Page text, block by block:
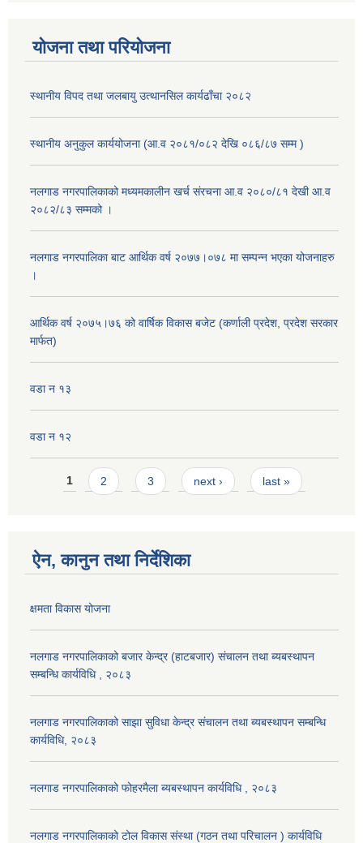
योजना तथा परियोजना
स्थानीय विपद तथा जलबायु उत्थानसिल कार्यढाँचा २०८२
स्थानीय अनुकुल कार्ययोजना (आ.व २०८१/०८२ देखि ०८६/८७ सम्म )
नलगाड नगरपालिकाको मध्यमकालीन खर्च संरचना आ.व २०८०/८१ देखी आ.व
२०८२/८३ सम्मको ।
नलगाड नगरपालिका बाट आर्थिक वर्ष २०७७।०७८ मा सम्पन्न भएका योजनाहरु
।
आर्थिक वर्ष २०७५।७६ को वार्षिक विकास बजेट (कर्णाली प्रदेश, प्रदेश सरकार
मार्फत)
वडा न १३
वडा न १२
Pages
1 2 3 next › last »
ऐन, कानुन तथा निर्देशिका
क्षमता विकास योजना
नलगाड नगरपालिकाको बजार केन्द्र (हाटबजार) संचालन तथा ब्यबस्थापन
सम्बन्धि कार्यविधि , २०८३
नलगाड नगरपालिकाको साझा सुविधा केन्द्र संचालन तथा ब्यबस्थापन सम्बन्धि
कार्यविधि, २०८३
नलगाड नगरपालिकाको फोहरमैला ब्यबस्थापन कार्यविधि , २०८३
नलगाड नगरपालिकाको टोल विकास संस्था (गठन तथा परिचालन ) कार्यविधि